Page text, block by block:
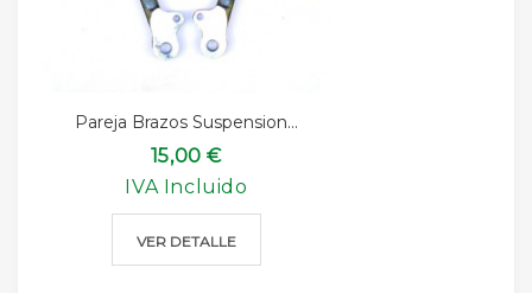
Pareja Brazos Suspension...
15,00 €
IVA Incluido
VER DETALLE